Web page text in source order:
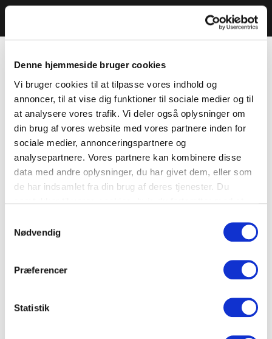
Denne hjemmeside bruger cookies
Vi bruger cookies til at tilpasse vores indhold og
annoncer, til at vise dig funktioner til sociale medier og til
at analysere vores trafik. Vi deler også oplysninger om
din brug af vores website med vores partnere inden for
sociale medier, annonceringspartnere og
analysepartnere. Vores partnere kan kombinere disse
data med andre oplysninger, du har givet dem, eller som
de har indsamlet fra din brug af deres tjenester. Du
Nødvendig
Præferencer
Statistik